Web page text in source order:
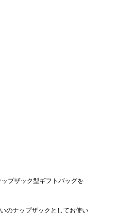
プザック型ギフトバッグを
のナップザックとしてお使い